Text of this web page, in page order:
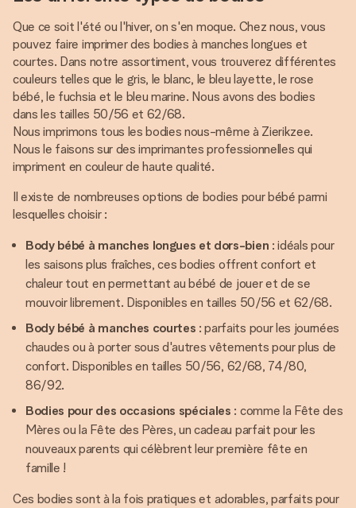
Que ce soit l'été ou l'hiver, on s'en moque. Chez nous, vous
pouvez faire imprimer des bodies à manches longues et
courtes. Dans notre assortiment, vous trouverez différentes
couleurs telles que le gris, le blanc, le bleu layette, le rose
bébé, le fuchsia et le bleu marine. Nous avons des bodies
dans les tailles 50/56 et 62/68.
Nous imprimons tous les bodies nous-même à Zierikzee.
Nous le faisons sur des imprimantes professionnelles qui
impriment en couleur de haute qualité.
Il existe de nombreuses options de bodies pour bébé parmi
lesquelles choisir :
Body bébé à manches longues et dors-bien : idéals pour
les saisons plus fraîches, ces bodies offrent confort et
chaleur tout en permettant au bébé de jouer et de se
mouvoir librement. Disponibles en tailles 50/56 et 62/68.
Body bébé à manches courtes : parfaits pour les journées
chaudes ou à porter sous d'autres vêtements pour plus de
confort. Disponibles en tailles 50/56, 62/68, 74/80,
86/92.
Bodies pour des occasions spéciales : comme la Fête des
Mères ou la Fête des Pères, un cadeau parfait pour les
nouveaux parents qui célèbrent leur première fête en
famille !
Ces bodies sont à la fois pratiques et adorables, parfaits pour